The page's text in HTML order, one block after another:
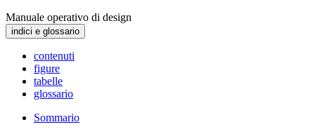
Manuale operativo di design
indici e glossario
contenuti
figure
tabelle
glossario
Sommario